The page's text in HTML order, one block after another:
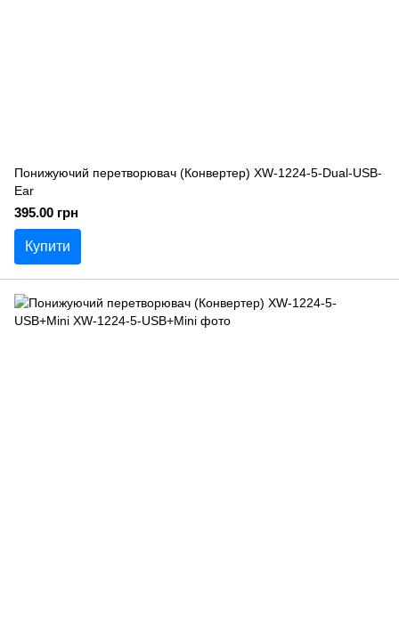
Понижуючий перетворювач (Конвертер) XW-1224-5-Dual-USB-
Ear
395.00 грн
Купити